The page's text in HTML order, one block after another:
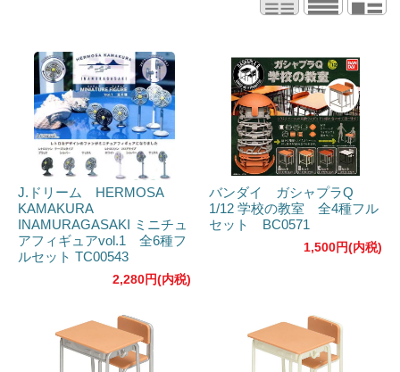
J.ドリーム HERMOSA
KAMAKURA
INAMURAGASAKI ミニチュ
アフィギュアvol.1 全6種フ
ルセット TC00543
2,280円(内税)
バンダイ ガシャプラQ
1/12 学校の教室 全4種フル
セット BC0571
1,500円(内税)